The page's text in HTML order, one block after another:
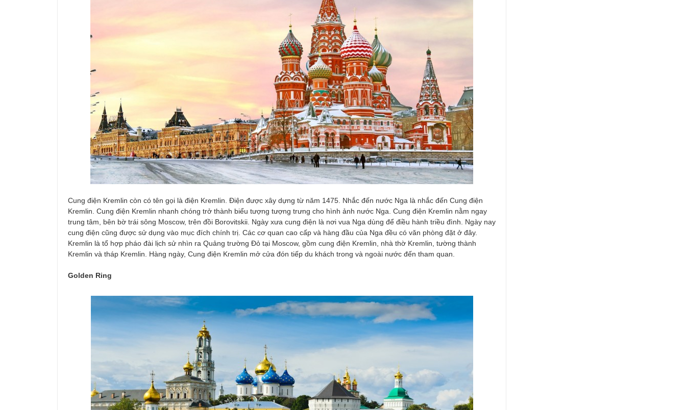
Cung điện Kremlin còn có tên gọi là điện Kremlin. Điện được xây dựng từ năm 1475. Nhắc đến nước Nga là nhắc đến Cung điện
Kremlin. Cung điện Kremlin nhanh chóng trở thành biểu tượng tượng trưng cho hình ảnh nước Nga. Cung điện Kremlin nằm ngay
trung tâm, bên bờ trái sông Moscow, trên đồi Borovitskii. Ngày xưa cung điện là nơi vua Nga dùng để điều hành triều đình. Ngày nay
cung điện cũng được sử dụng vào mục đích chính trị. Các cơ quan cao cấp và hàng đầu của Nga đều có văn phòng đặt ở đây.
Kremlin là tổ hợp pháo đài lịch sử nhìn ra Quảng trường Đỏ tại Moscow, gồm cung điện Kremlin, nhà thờ Kremlin, tường thành
Kremlin và tháp Kremlin. Hàng ngày, Cung điện Kremlin mở cửa đón tiếp du khách trong và ngoài nước đến tham quan.
Golden Ring